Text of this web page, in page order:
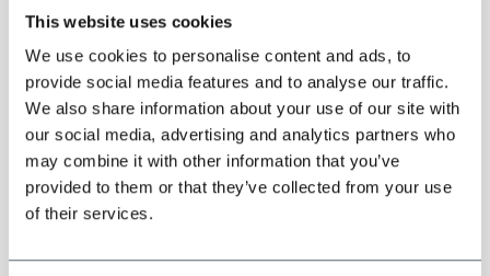
This website uses cookies
We use cookies to personalise content and ads, to
provide social media features and to analyse our traffic.
We also share information about your use of our site with
our social media, advertising and analytics partners who
may combine it with other information that you’ve
provided to them or that they’ve collected from your use
of their services.
* Op maat gemaakte artikelenkunnen niet worden geruild of
geretourneerd. Meet het pak zorgvuldig op voor de juiste maat. Als je
hier niet zeker over bent, laat je dan opmeten door een kleermaker of
reizende kleermaker.
Specifications